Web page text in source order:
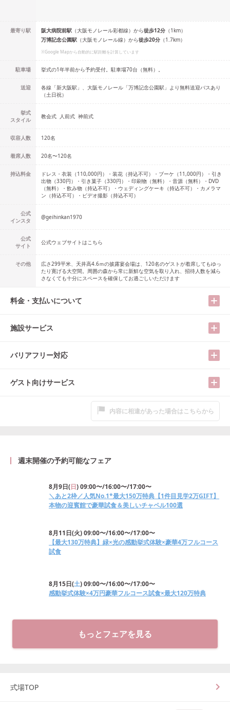
最寄り駅 阪大病院前駅 （大阪モノレール彩都線） から徒歩12分 （1km）
万博記念公園駅 （大阪モノレール線） から徒歩20分 （1.7km）
※Google Mapから自動的に駅距離を計算しています
駐車場 挙式の1年半前から予約受付。駐車場70台（無料）。
送迎
各線「新大阪駅」、大阪モノレール「万博記念公園駅」より無料送迎バスあり
（土日祝）
挙式
スタイル
教会式 人前式 神前式
収容人数 120名
着席人数 20名〜120名
持込料金
ドレス・衣装（110,000円）・装花（持込不可）・ブーケ（11,000円）・引き
出物（330円）・引き菓子（330円）・印刷物（無料）・音源（無料）・DVD
（無料）・飲み物（持込不可）・ウェディングケーキ（持込不可）・カメラマ
ン（持込不可）・ビデオ撮影（持込不可）
公式
インスタ
@geihinkan1970
公式
サイト
公式ウェブサイトはこちら
その他
広さ299平米、天井高4.6ｍの披露宴会場は、120名のゲストが着席してもゆっ
たり寛げる大空間。周囲の森から常に新鮮な空気を取り入れ、招待人数を減ら
さなくても十分にスペースを確保してお過ごしいただけます
料金・支払いについて
施設サービス
バリアフリー対応
ゲスト向けサービス
内容に相違があった場合はこちらから
週末開催の予約可能なフェア
8月9日(日)09:00〜/16:00〜/17:00〜
＼あと2枠／人気No.1*最大150万特典【1件目見学2万GIFT】
本物の迎賓館で豪華試食＆美しいチャペル100選
8月11日(火)09:00〜/16:00〜/17:00〜
【最大130万特典】緑×光の感動挙式体験×豪華4万フルコース
試食
8月15日(土)09:00〜/16:00〜/17:00〜
感動挙式体験×4万円豪華フルコース試食×最大120万特典
もっとフェアを見る
式場TOP